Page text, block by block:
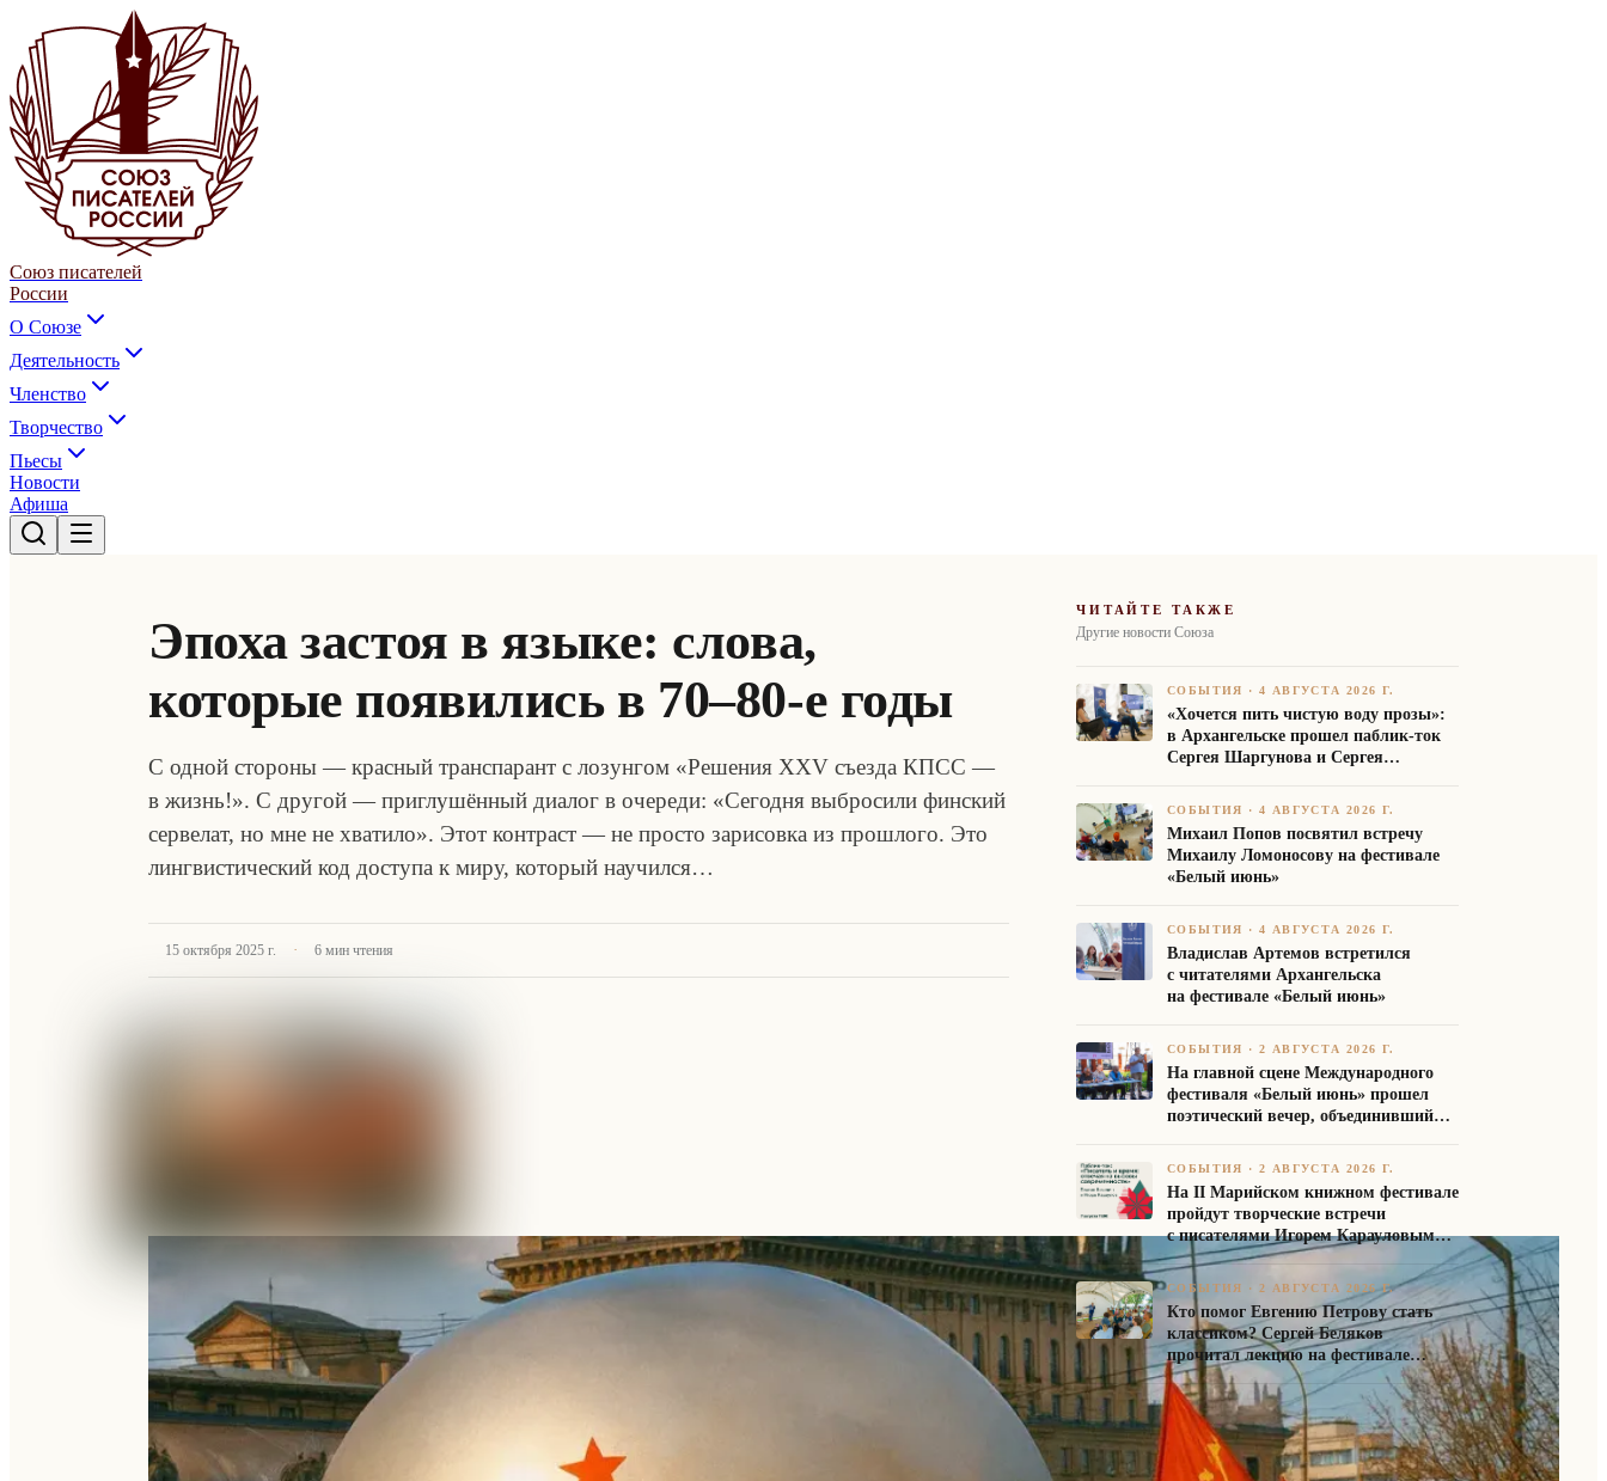
Союз писателей
России
О Союзе
Деятельность
Членство
Творчество
Пьесы
Новости
Афиша
Эпоха застоя в языке: слова,
которые появились в 70–80-е годы
С одной стороны — красный транспарант с лозунгом «Решения XXV съезда КПСС —
в жизнь!». С другой — приглушённый диалог в очереди: «Сегодня выбросили финский
сервелат, но мне не хватило». Этот контраст — не просто зарисовка из прошлого. Это
лингвистический код доступа к миру, который научился…
15 октября 2025 г. · 6 мин чтения
ЧИТАЙТЕ ТАКЖЕ
Другие новости Союза
СОБЫТИЯ ·4 АВГУСТА 2026 Г.
«Хочется пить чистую воду прозы»:
в Архангельске прошел паблик-ток
Сергея Шаргунова и Сергея
СОБЫТИЯ ·4 АВГУСТА 2026 Г.
Михаил Попов посвятил встречу
Михаилу Ломоносову на фестивале
«Белый июнь»
СОБЫТИЯ ·4 АВГУСТА 2026 Г.
Владислав Артемов встретился
с читателями Архангельска
на фестивале «Белый июнь»
СОБЫТИЯ ·2 АВГУСТА 2026 Г.
На главной сцене Международного
фестиваля «Белый июнь» прошел
поэтический вечер, объединивший
СОБЫТИЯ ·2 АВГУСТА 2026 Г.
На II Марийском книжном фестивале
пройдут творческие встречи
с писателями Игорем Карауловым
и Платоном Бесединым
СОБЫТИЯ ·2 АВГУСТА 2026 Г.
Кто помог Евгению Петрову стать
классиком? Сергей Беляков
прочитал лекцию на фестивале
«Белый июнь»